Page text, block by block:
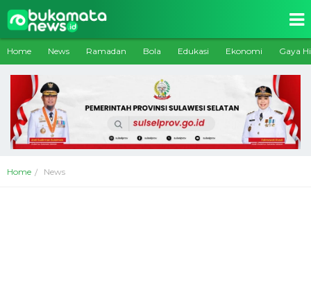
Home News Ramadan Bola Edukasi Ekonomi Gaya
Home News